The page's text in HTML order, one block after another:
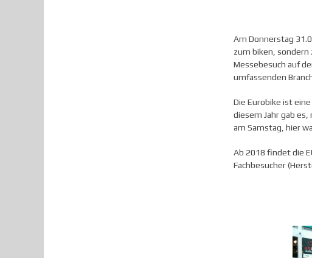
Am Donnerstag
zum biken, sondern
Messebesuch auf
umfassenden
Die Eurobike ist
diesem Jahr gab
am Samstag, hier
Ab 2018 findet die
Fachbesucher